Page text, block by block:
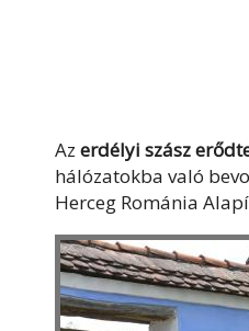
Az erdélyi szász
hálózatokba való
Herceg Románia